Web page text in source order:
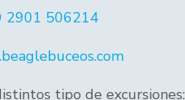
2901 506214
tipo de excursiones: